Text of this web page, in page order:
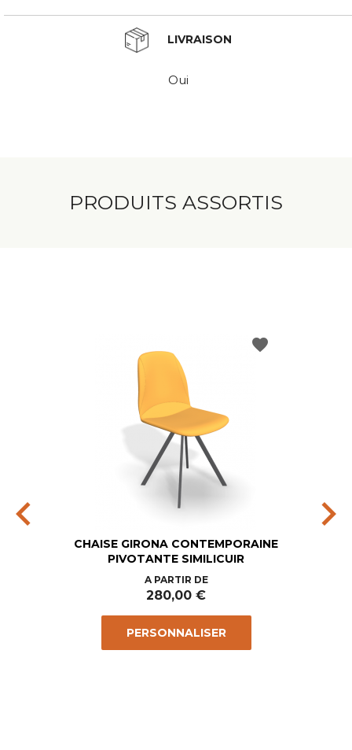
LIVRAISON
Oui
PRODUITS ASSORTIS
chevron_left
CHAISE GIRONA CONTEMPORAINE
PIVOTANTE SIMILICUIR
Prix
A PARTIR DE
280,00 €
PERSONNALISER
favorite
chevron_right